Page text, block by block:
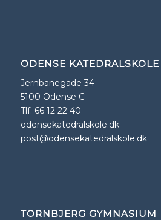
ODENSE KATEDRALSKOLE
Jernbanegade 34
5100 Odense C
Tlf. 66 12 22 40
odensekatedralskole.dk
post@odensekatedralskole.dk
TORNBJERG GYMNASIUM